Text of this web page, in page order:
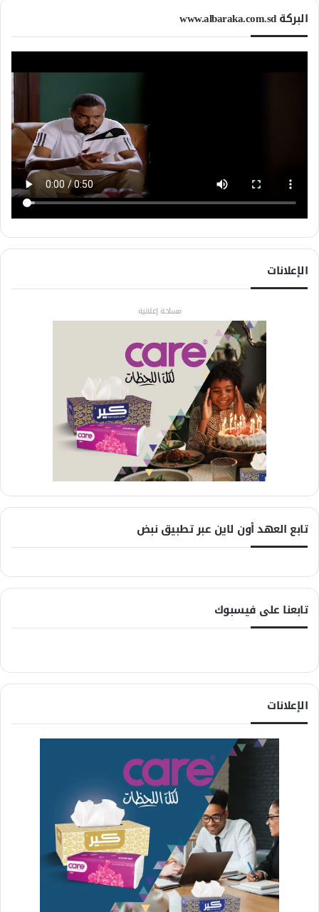
البركة www.albaraka.com.sd
الإعلانات
مساحة إعلانية
تابع العهد أون لاين عبر تطبيق نبض
تابعنا على فيسبوك
الإعلانات